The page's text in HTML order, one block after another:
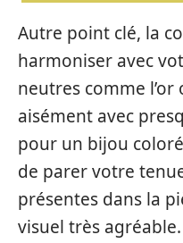
Autre point clé, la
harmoniser avec
neutres comme l’or
aisément avec
pour un bijou
de parer votre
présentes dans la
visuel très agréable.